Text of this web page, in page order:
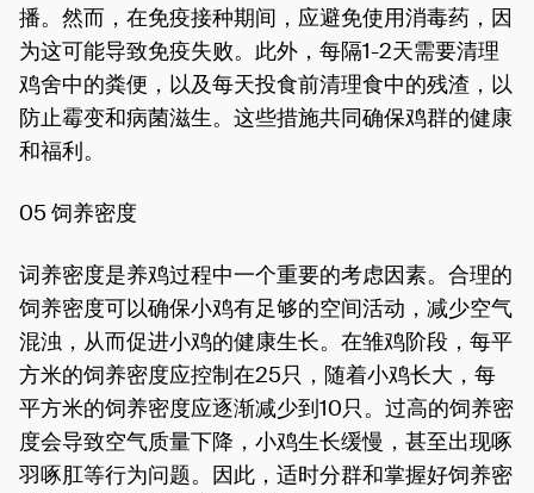
播。然而，在免疫接种期间，应避免使用消毒药，因
为这可能导致免疫失败。此外，每隔1-2天需要清理
鸡舍中的粪便，以及每天投食前清理食中的残渣，以
防止霉变和病菌滋生。这些措施共同确保鸡群的健康
和福利。
05 饲养密度
词养密度是养鸡过程中一个重要的考虑因素。合理的
饲养密度可以确保小鸡有足够的空间活动，减少空气
混浊，从而促进小鸡的健康生长。在雏鸡阶段，每平
方米的饲养密度应控制在25只，随着小鸡长大，每
平方米的饲养密度应逐渐减少到10只。过高的饲养密
度会导致空气质量下降，小鸡生长缓慢，甚至出现啄
羽啄肛等行为问题。因此，适时分群和掌握好饲养密